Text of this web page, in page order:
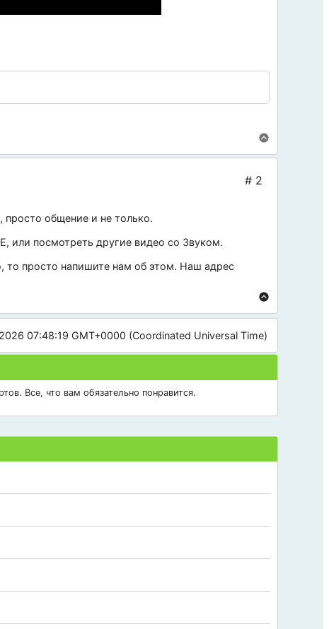
общение и не только.
, или посмотреть другие видео со Звуком.
то просто напишите нам об этом. Наш адрес
07:48:19 GMT+0000 (Coordinated Universal Time)
Все, что вам обязательно понравится.